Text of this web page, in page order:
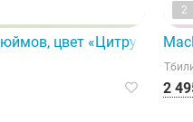
A18 PRO, 6C CP
цвет «Цитрусовый»,
2
2